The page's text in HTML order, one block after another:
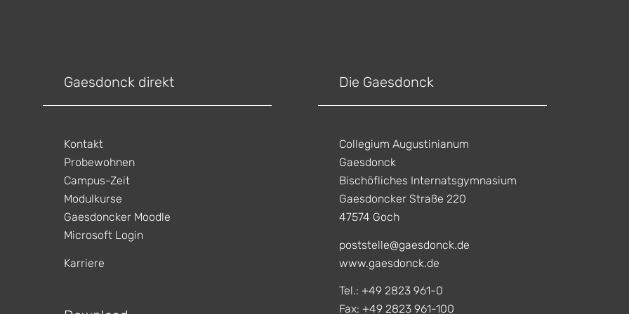
Gaesdonck direkt
Kontakt
Probewohnen
Campus-Zeit
Modulkurse
Gaesdoncker Moodle
Microsoft Login
Karriere
Die Gaesdonck
Collegium Augustinianum
Gaesdonck
Bischöfliches Internatsgymnasium
Gaesdoncker Straße 220
47574 Goch
poststelle@gaesdonck.de
www.gaesdonck.de
Tel.: +49 2823 961-0
Fax: +49 2823 961-100